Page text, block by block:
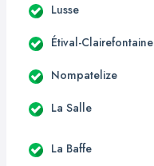
Lusse
Étival-Clairefontaine
Nompatelize
La Salle
La Baffe